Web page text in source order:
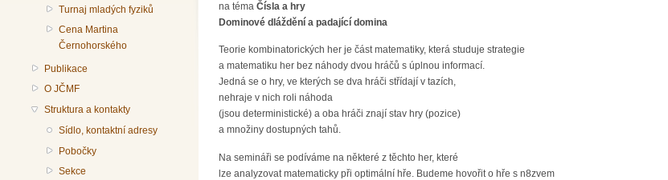
Turnaj mladých fyziků
Cena Martina
Černohorského
Publikace
O JČMF
Struktura a kontakty
Sídlo, kontaktní adresy
Pobočky
Sekce
na téma Čísla a hry
Dominové dláždění a padající domina
Teorie kombinatorických her je část matematiky, která studuje strategie
a matematiku her bez náhody dvou hráčů s úplnou informací.
Jedná se o hry, ve kterých se dva hráči střídají v tazích,
nehraje v nich roli náhoda
(jsou deterministické) a oba hráči znají stav hry (pozice)
a množiny dostupných tahů.
Na semináři se podíváme na některé z těchto her, které
lze analyzovat matematicky při optimální hře. Budeme hovořit o hře s n8zvem